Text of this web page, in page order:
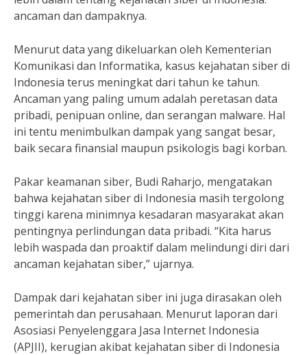
ancaman dan dampaknya.
Menurut data yang dikeluarkan oleh Kementerian
Komunikasi dan Informatika, kasus kejahatan siber di
Indonesia terus meningkat dari tahun ke tahun.
Ancaman yang paling umum adalah peretasan data
pribadi, penipuan online, dan serangan malware. Hal
ini tentu menimbulkan dampak yang sangat besar,
baik secara finansial maupun psikologis bagi korban.
Pakar keamanan siber, Budi Raharjo, mengatakan
bahwa kejahatan siber di Indonesia masih tergolong
tinggi karena minimnya kesadaran masyarakat akan
pentingnya perlindungan data pribadi. “Kita harus
lebih waspada dan proaktif dalam melindungi diri dari
ancaman kejahatan siber,” ujarnya.
Dampak dari kejahatan siber ini juga dirasakan oleh
pemerintah dan perusahaan. Menurut laporan dari
Asosiasi Penyelenggara Jasa Internet Indonesia
(APJII), kerugian akibat kejahatan siber di Indonesia